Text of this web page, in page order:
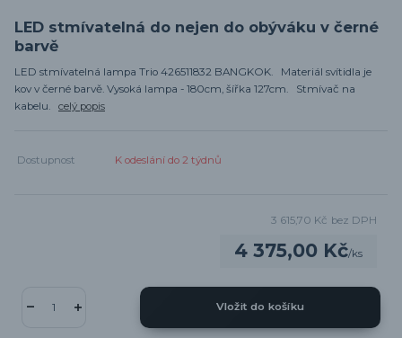
LED stmívatelná do nejen do obýváku v černé
barvě
LED stmívatelná lampa Trio 426511832 BANGKOK. Materiál svítidla je
kov v černé barvě. Vysoká lampa - 180cm, šířka 127cm. Stmívač na
kabelu. celý popis
Dostupnost K odeslání do 2 týdnů
4 375,00 Kč/ks
3 615,70 Kč bez DPH
Vložit do košíku